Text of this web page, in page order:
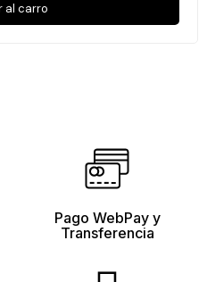
al carro
Pago WebPay y
Transferencia